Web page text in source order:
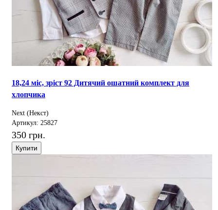
18,24 міс, зріст 92 Дитячий ошатний комплект для
хлопчика
Next (Некст)
Артикул: 25827
350 грн.
Купити